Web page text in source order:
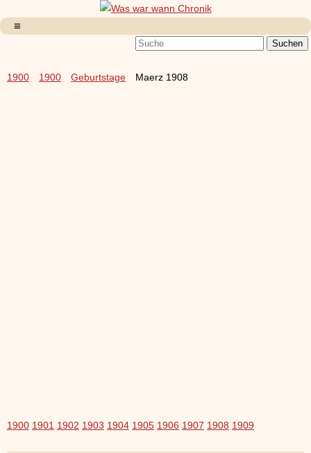
1900 1900 Geburtstage Maerz 1908
1900 1901 1902 1903 1904 1905 1906 1907 1908 1909